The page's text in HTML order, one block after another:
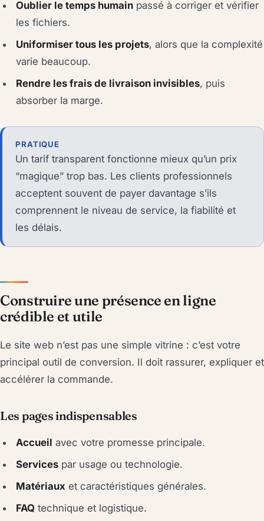
Oublier le temps humain passé à corriger et vérifier
les fichiers.
Uniformiser tous les projets, alors que la complexité
varie beaucoup.
Rendre les frais de livraison invisibles, puis
absorber la marge.
PRATIQUE
Un tarif transparent fonctionne mieux qu’un prix
“magique” trop bas. Les clients professionnels
acceptent souvent de payer davantage s’ils
comprennent le niveau de service, la fiabilité et
les délais.
Construire une présence en ligne
crédible et utile
Le site web n’est pas une simple vitrine : c’est votre
principal outil de conversion. Il doit rassurer, expliquer et
accélérer la commande.
Les pages indispensables
Accueil avec votre promesse principale.
Services par usage ou technologie.
Matériaux et caractéristiques générales.
FAQ technique et logistique.